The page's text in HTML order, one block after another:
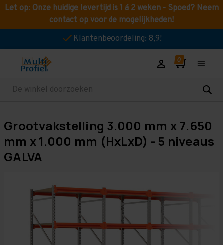
Let op: Onze huidige levertijd is 1 á 2 weken - Spoed? Neem
contact op voor de mogelijkheden!
Klantenbeoordeling: 8,9!
Zoeken
Grootvakstelling 3.000 mm x 7.650
mm x 1.000 mm (HxLxD) - 5 niveaus
GALVA